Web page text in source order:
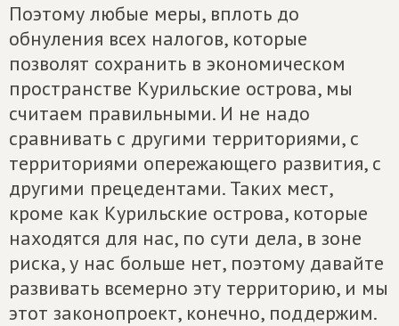
Поэтому любые меры, вплоть до
обнуления всех налогов, которые
позволят сохранить в экономическом
пространстве Курильские острова, мы
считаем правильными. И не надо
сравнивать с другими территориями, с
территориями опережающего развития, с
другими прецедентами. Таких мест,
кроме как Курильские острова, которые
находятся для нас, по сути дела, в зоне
риска, у нас больше нет, поэтому давайте
развивать всемерно эту территорию, и мы
этот законопроект, конечно, поддержим.